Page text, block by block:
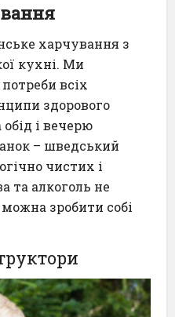
харчування з
кухні. Ми
всіх
здорового
і вечерю
– шведський
чистих і
та алкоголь не
зробити собі